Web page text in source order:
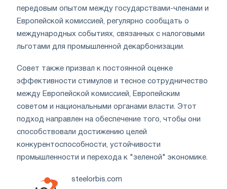
передовым опытом между государствами-членами и
Европейской комиссией, регулярно сообщать о
международных событиях, связанных с налоговыми
льготами для промышленной декарбонизации.
Совет также призвал к постоянной оценке
эффективности стимулов и тесное сотрудничество
между Европейской комиссией, Европейским
советом и национальными органами власти. Этот
подход направлен на обеспечение того, чтобы они
способствовали достижению целей
конкурентоспособности, устойчивости
промышленности и перехода к "зеленой" экономике.
steelorbis.com